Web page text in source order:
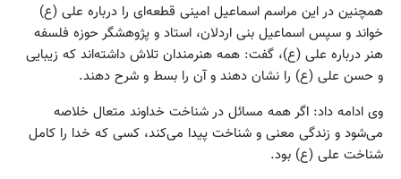
همچنین در این مراسم اسماعیل امینی قطعه‌ای را درباره علی (ع)
خواند و سپس اسماعیل بنی اردلان، استاد و پژوهشگر حوزه فلسفه
هنر درباره علی (ع)، گفت: همه هنرمندان تلاش داشته‌اند که زیبایی
و حسن علی (ع) را نشان دهند و آن را بسط و شرح دهند.
وی ادامه داد: اگر همه مسائل در شناخت خداوند متعال خلاصه
می‌شود و زندگی معنی و شناخت پیدا می‌کند، کسی که خدا را کامل
شناخت علی (ع) بود.